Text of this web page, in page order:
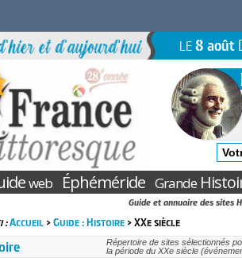
LE8 août
web Éphéméride Grande
Guide et annuaire des sites
:Accueil>Guide : Histoire> XXe siècle
Répertoire de sites sélectionnés
la période du XXe siècle